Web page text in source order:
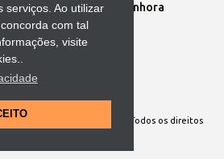
serviços. Ao utilizar
com tal
visite
de gestação de Nossa Senhora
do Blogger
Nossa Senhora cuida de mim. Todos os direitos